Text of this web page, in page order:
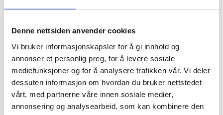
Denne nettsiden anvender cookies
Vi bruker informasjonskapsler for å gi innhold og
annonser et personlig preg, for å levere sosiale
mediefunksjoner og for å analysere trafikken vår. Vi deler
dessuten informasjon om hvordan du bruker nettstedet
vårt, med partnerne våre innen sosiale medier,
annonsering og analysearbeid, som kan kombinere den
Vil du vite mer om våre lager?
Vi er her for å svare deg på alt innen lagring og
oppbevaring.